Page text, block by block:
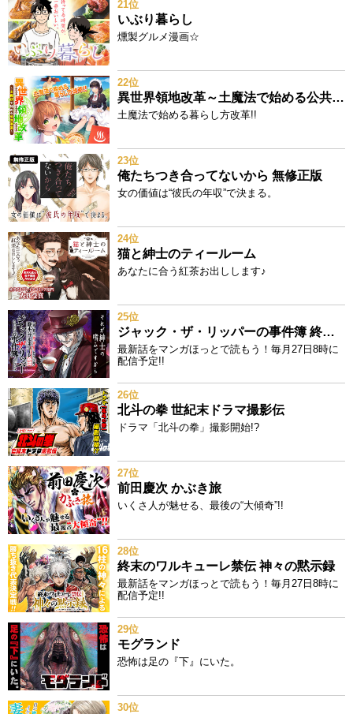
21位
いぶり暮らし
燻製グルメ漫画☆
22位
異世界領地改革～土魔法で始める公共事業～
土魔法で始める暮らし方改革!!
23位
俺たちつき合ってないから 無修正版
女の価値は“彼氏の年収”で決まる。
24位
猫と紳士のティールーム
あなたに合う紅茶お出しします♪
25位
ジャック・ザ・リッパーの事件簿 終末のワルキューレ奇譚
最新話をマンガほっとで読もう！毎月27日8時に
配信予定!!
26位
北斗の拳 世紀末ドラマ撮影伝
ドラマ「北斗の拳」撮影開始!?
27位
前田慶次 かぶき旅
いくさ人が魅せる、最後の“大傾奇”!!
28位
終末のワルキューレ禁伝 神々の黙示録
最新話をマンガほっとで読もう！毎月27日8時に
配信予定!!
29位
モグランド
恐怖は足の『下』にいた。
30位